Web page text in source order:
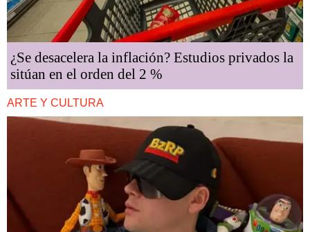
¿Se desacelera la inflación? Estudios privados la
sitúan en el orden del 2 %
ARTE Y CULTURA